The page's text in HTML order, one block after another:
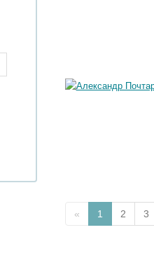
« 1 2 3